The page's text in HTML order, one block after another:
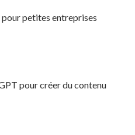
petites entreprises
pour créer du contenu